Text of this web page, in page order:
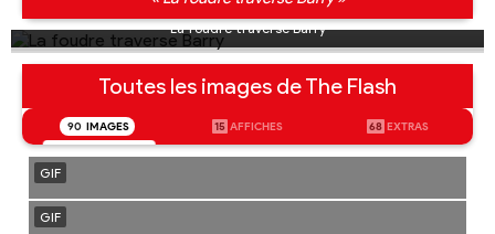
La foudre traverse Barry
Toutes les images de The Flash
90 IMAGES 15 AFFICHES 68 EXTRAS